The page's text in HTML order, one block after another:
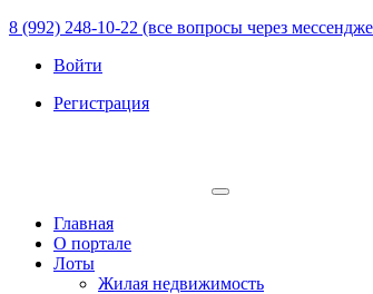
8 (992) 248-10-22 (все вопросы через
Войти
Регистрация
Главная
О портале
Лоты
Жилая недвижимость